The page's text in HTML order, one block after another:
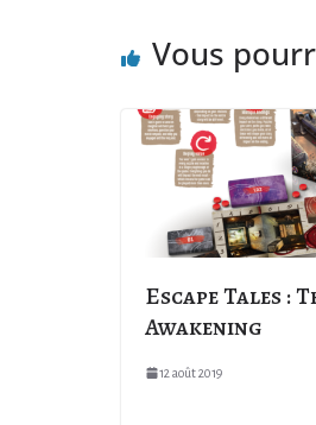
Vous
Escape Tales :
Awakening
12 août 2019